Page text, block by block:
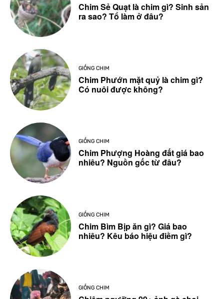
Chim Sẻ Quạt là chim gì? Sinh sản
ra sao? Tổ làm ở đâu?
GIỐNG CHIM
Chim Phướn mặt quỷ là chim gì?
Có nuôi được không?
GIỐNG CHIM
Chim Phượng Hoàng đất giá bao
nhiêu? Nguồn gốc từ đâu?
GIỐNG CHIM
Chim Bìm Bịp ăn gì? Giá bao
nhiêu? Kêu báo hiệu điềm gì?
GIỐNG CHIM